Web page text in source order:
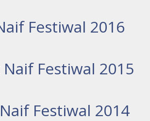
Festiwal 2016
Festiwal 2015
Festiwal 2014